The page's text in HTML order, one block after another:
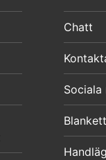
Chatt
Sociala